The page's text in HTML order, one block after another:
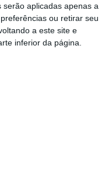
serão aplicadas apenas a
ou retirar seu
a este site e
inferior da página.
abaixo do
que
“têm todo